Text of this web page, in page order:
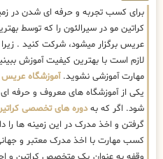
برای کسب تجربه و حرفه ای شدن در
کراتین مو در سیرالئون را که توسط
عریس برگزار میشود، شرکت کنید .
لازم است با بهترین کیفیت آموزش
مهارت آموزشی نشوید.آموزشگاه عریس
یکی از آموزشگاه های معروف و حرفه
شود. اگر که بهدوره های تخصصی
گرفتن و اخذ مدرک در این زمینه ها را
کسب مهارت با اخذ مدرک معتبر و